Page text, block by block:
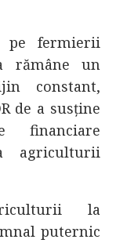
pe fermierii
rămâne un
constant,
de a susține
financiare
agriculturii
la
puternic